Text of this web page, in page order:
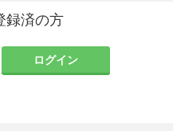
録済の方
ログイン